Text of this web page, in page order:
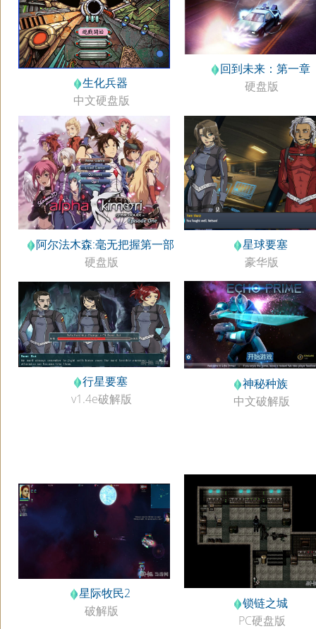
生化兵器
中文硬盘版
回到未来：第一章
硬盘版
阿尔法木森:毫无把握第一部
硬盘版
星球要塞
豪华版
行星要塞
v1.4e破解版
神秘种族
中文破解版
星际牧民2
破解版
锁链之城
PC硬盘版